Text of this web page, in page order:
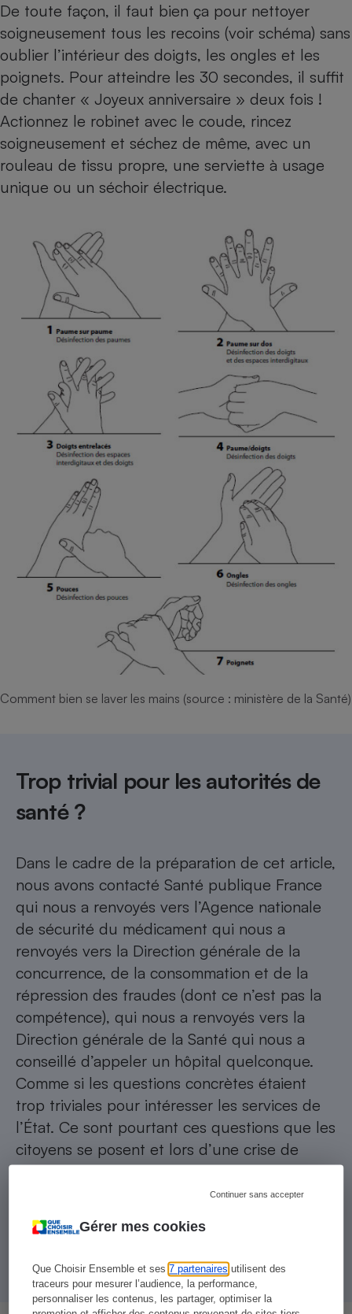
Gérer mes cookies
Que Choisir Ensemble et ses7 partenaires utilisent des
traceurs pour mesurer l’audience, la performance,
personnaliser les contenus, les partager, optimiser la
Continuer sans accepter
De toute façon, il faut bien ça pour nettoyer
soigneusement tous les recoins (voir schéma) sans
oublier l’intérieur des doigts, les ongles et les
poignets. Pour atteindre les 30 secondes, il suffit
de chanter « Joyeux anniversaire » deux fois !
Actionnez le robinet avec le coude, rincez
soigneusement et séchez de même, avec un
rouleau de tissu propre, une serviette à usage
unique ou un séchoir électrique.
Comment bien se laver les mains (source : ministère de la Santé)
Trop trivial pour les autorités de
santé ?
Dans le cadre de la préparation de cet article,
nous avons contacté Santé publique France
qui nous a renvoyés vers l’Agence nationale
de sécurité du médicament qui nous a
renvoyés vers la Direction générale de la
concurrence, de la consommation et de la
répression des fraudes (dont ce n’est pas la
compétence), qui nous a renvoyés vers la
Direction générale de la Santé qui nous a
conseillé d’appeler un hôpital quelconque.
Comme si les questions concrètes étaient
trop triviales pour intéresser les services de
l’État. Ce sont pourtant ces questions que les
citoyens se posent et lors d’une crise de
l’ampleur de celle que nous vivons
actuellement, on attend aussi du
gouvernement qu’il conseille utilement les
citoyens sur les meilleurs moyens d’agir à leur